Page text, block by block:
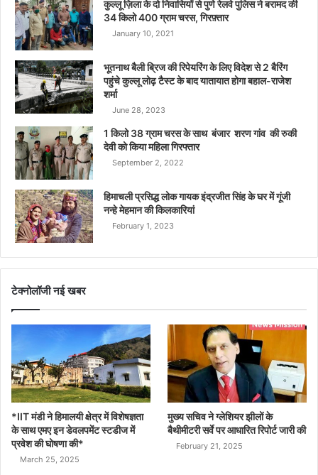
कुल्लू ज़िला के दो निवासियों से पुणे रेलवे पुलिस ने बरामद की
34 किलो 400 ग्राम चरस, गिरफ़्तार
January 10, 2021
भूतनाथ बैली ब्रिज की रिपेयरिंग के लिए विदेश से 2 बैरिंग
पहुंचे कुल्लू लोढ़ टैस्ट के बाद यातायात होगा बहाल-राजेश
शर्मा
June 28, 2023
1 किलो 38 ग्राम चरस के साथ बंजार शरण गांव की रुकी
देवी को किया महिला गिरफ्तार
September 2, 2022
हिमाचली प्रसिद्ध लोक गायक इंद्रजीत सिंह के घर में गूंजी
नन्हे मेहमान की किलकारियां
February 1, 2023
टेक्नोलॉजी नई खबर
*IIT मंडी ने हिमालयी क्षेत्र में विशेषज्ञता
के साथ एमए इन डेवलपमेंट स्टडीज में
प्रवेश की घोषणा की*
March 25, 2025
मुख्य सचिव ने ग्लेशियर झीलों के
बैथीमीटरी सर्वे पर आधारित रिपोर्ट जारी की
February 21, 2025